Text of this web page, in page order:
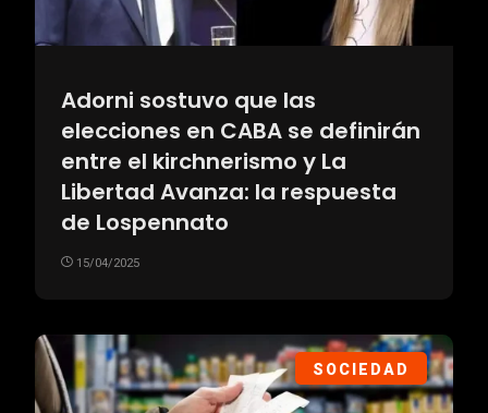
Adorni sostuvo que las
elecciones en CABA se definirán
entre el kirchnerismo y La
Libertad Avanza: la respuesta
de Lospennato
15/04/2025
SOCIEDAD